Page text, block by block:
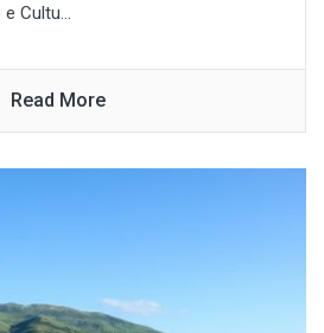
Cultu...
Read More